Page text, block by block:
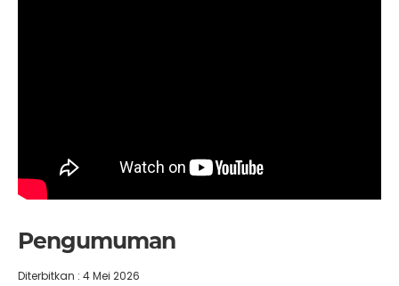
Pengumuman
Diterbitkan : 4 Mei 2026